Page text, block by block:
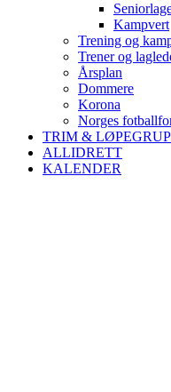
Kampvert
Trening og
Trener og
Årsplan
Dommere
Korona
Norges
TRIM &
ALLIDRETT
KALENDER